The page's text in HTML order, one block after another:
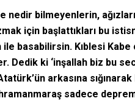
nedir bilmeyenlerin,
için başlattıkları bu
ile basabilirsin. Kıblesi
Dedik ki ‘inşallah biz bu
arkasına
sadece